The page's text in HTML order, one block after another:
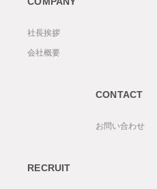
社長挨拶
会社概要
CONTACT
お問い合わせ
RECRUIT